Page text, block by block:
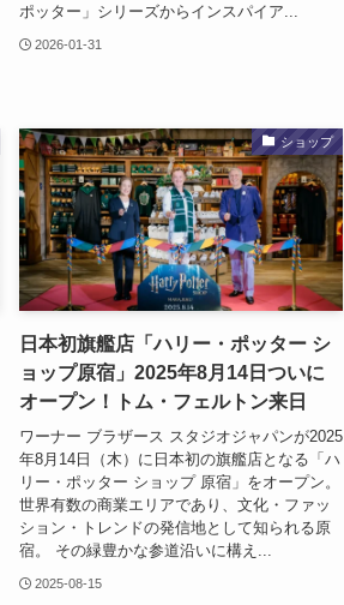
ポッター」シリーズからインスパイア...
2026-01-31
ショップ
日本初旗艦店「ハリー・ポッター シ
ョップ原宿」2025年8月14日ついに
オープン！トム・フェルトン来日
ワーナー ブラザース スタジオジャパンが2025
年8月14日（木）に日本初の旗艦店となる「ハ
リー・ポッター ショップ 原宿」をオープン。
世界有数の商業エリアであり、文化・ファッ
ション・トレンドの発信地として知られる原
宿。 その緑豊かな参道沿いに構え...
2025-08-15